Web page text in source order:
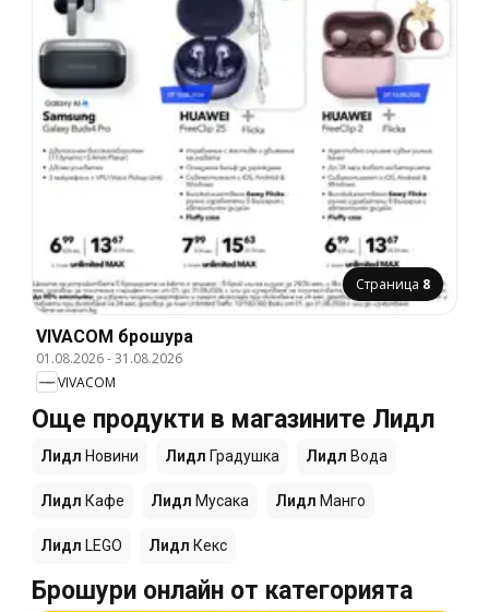
Страница 8
VIVACOM брошура
01.08.2026-31.08.2026
VIVACOM
Още продукти в магазините Лидл
Лидл Новини Лидл Градушка Лидл Вода
Лидл Кафе Лидл Мусака Лидл Манго
Лидл LEGO Лидл Кекс
Брошури онлайн от категорията